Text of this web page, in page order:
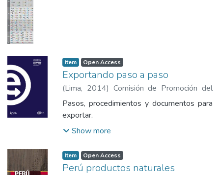
Item Open Access
Exportando paso a paso
(Lima, 2014) Comisión de Promoción del
Perú para la Exportación y el Turismo
Pasos, procedimientos y documentos para
exportar.
Show more
Item Open Access
Perú productos naturales